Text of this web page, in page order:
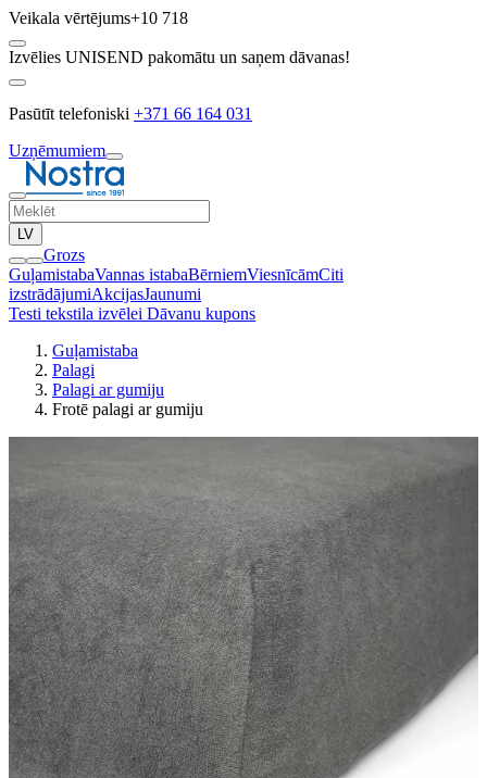
Veikala vērtējums+10 718
Izvēlies UNISEND pakomātu un saņem dāvanas!
Pasūtīt telefoniski +371 66 164 031
Uzņēmumiem
LV
Grozs
GuļamistabaVannas istabaBērniemViesnīcāmCiti
izstrādājumiAkcijasJaunumi
Testi tekstila izvēlei Dāvanu kupons
Guļamistaba
Palagi
Palagi ar gumiju
Frotē palagi ar gumiju